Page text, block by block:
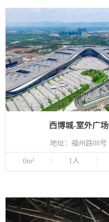
西博城-室外广场
地址：福州路88号
0m² 1人